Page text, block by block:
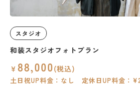
スタジオ
和装スタジオフォトプラン
￥ 88,000 (税込)
土日祝UP料金：なし 定休日UP料金：